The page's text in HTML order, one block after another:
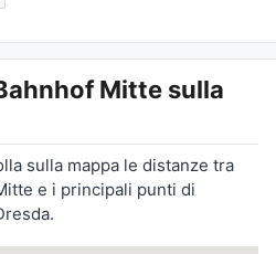
Mitte sulla
sulla mappa le distanze tra
e i principali punti di